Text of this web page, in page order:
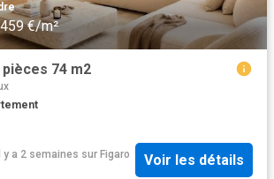
€/m²
74 m2
a 2 semaines sur Figaro
Voir les détails